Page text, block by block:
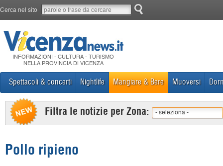
Cerca nel sito
INFORMAZIONI - CULTURA - TURISMO
NELLA PROVINCIA DI VICENZA
Spettacoli & concerti Nightlife Mangiare & Bere Muoversi
Filtra le notizie per Zona: - seleziona -
Pollo ripieno